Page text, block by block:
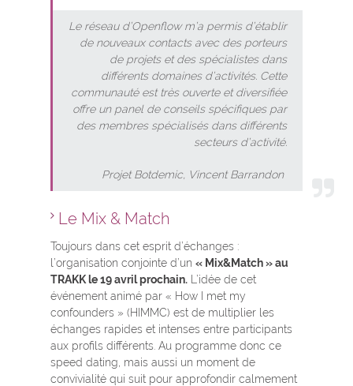
Le réseau d’Openflow m’a permis d’établir
de nouveaux contacts avec des porteurs
de projets et des spécialistes dans
différents domaines d’activités. Cette
communauté est très ouverte et diversifiée
offre un panel de conseils spécifiques par
des membres spécialisés dans différents
secteurs d’activité.
Projet Botdemic, Vincent Barrandon
Le Mix & Match
Toujours dans cet esprit d’échanges :
l’organisation conjointe d’un « Mix&Match » au
TRAKK le 19 avril prochain. L’idée de cet
événement animé par « How I met my
confounders » (HIMMC) est de multiplier les
échanges rapides et intenses entre participants
aux profils différents. Au programme donc ce
speed dating, mais aussi un moment de
convivialité qui suit pour approfondir calmement